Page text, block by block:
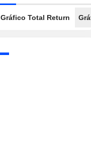
Gráfico Total Return